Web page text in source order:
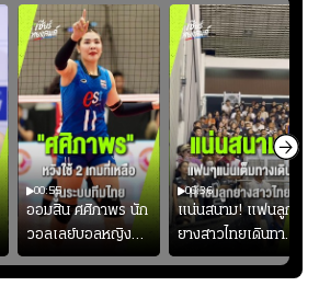
00:55
ออมสิน ศศิภาพร นัก
วอลเลย์บอลหญิงทีม
ชาติไทย หวังใช้ 2
00:36
แน่นสนาม! แฟนลูก
ยางสาวไทยเดินทาง
เข้ามาเชียร์สาวไทย